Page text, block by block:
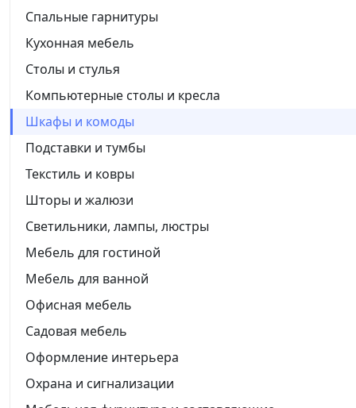
Спальные гарнитуры
Кухонная мебель
Столы и стулья
Компьютерные столы и кресла
Шкафы и комоды
Подставки и тумбы
Текстиль и ковры
Шторы и жалюзи
Светильники, лампы, люстры
Мебель для гостиной
Мебель для ванной
Офисная мебель
Садовая мебель
Оформление интерьера
Охрана и сигнализации